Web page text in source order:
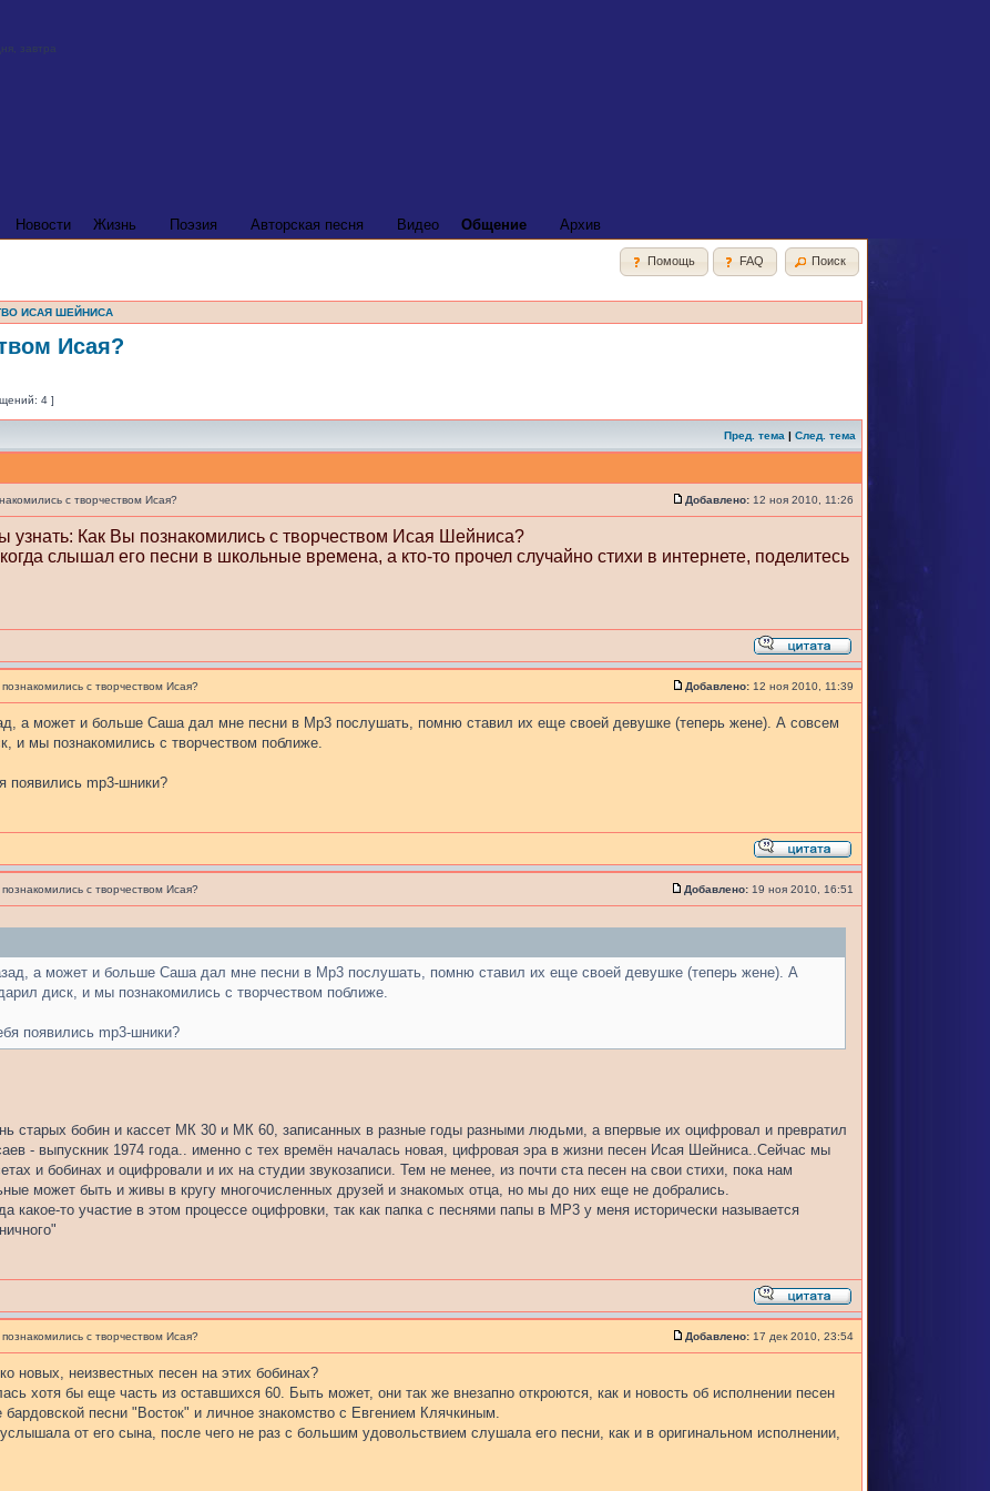
Новости Жизнь Поэзия Авторская песня Видео Общение Архив
Помощь FAQ
Поиск
ИСАЯ ШЕЙНИСА
Исая?
4 ]
Пред. тема | След. тема
с творчеством Исая? Добавлено: 12 ноя 2010, 11:26
узнать: Как Вы познакомились с творчеством Исая Шейниса?
слышал его песни в школьные времена, а кто-то прочел случайно стихи в интернете, поделитесь
с творчеством Исая? Добавлено: 12 ноя 2010, 11:39
а может и больше Саша дал мне песни в Mp3 послушать, помню ставил их еще своей девушке (теперь жене). А совсем
и мы познакомились с творчеством поближе.
появились mp3-шники?
с творчеством Исая? Добавлено: 19 ноя 2010, 16:51
а может и больше Саша дал мне песни в Mp3 послушать, помню ставил их еще своей девушке (теперь жене). А
диск, и мы познакомились с творчеством поближе.
появились mp3-шники?
старых бобин и кассет МК 30 и МК 60, записанных в разные годы разными людьми, а впервые их оцифровал и превратил
- выпускник 1974 года.. именно с тех времён началась новая, цифровая эра в жизни песен Исая Шейниса..Сейчас мы
и бобинах и оцифровали и их на студии звукозаписи. Тем не менее, из почти ста песен на свои стихи, пока нам
может быть и живы в кругу многочисленных друзей и знакомых отца, но мы до них еще не добрались.
какое-то участие в этом процессе оцифровки, так как папка с песнями папы в MP3 у меня исторически называется
с творчеством Исая? Добавлено: 17 дек 2010, 23:54
новых, неизвестных песен на этих бобинах?
хотя бы еще часть из оставшихся 60. Быть может, они так же внезапно откроются, как и новость об исполнении песен
песни "Восток" и личное знакомство с Евгением Клячкиным.
от его сына, после чего не раз с большим удовольствием слушала его песни, как и в оригинальном исполнении,